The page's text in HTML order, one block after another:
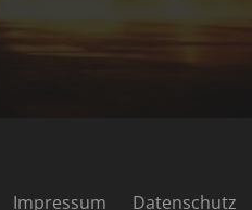
Impressum Datenschutz